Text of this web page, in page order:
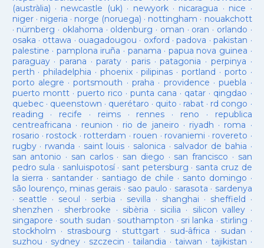
(austràlia) · newcastle (uk) · newyork· nicaragua · nice ·
niger· nigeria · norge (noruega) · nottingham · nouakchott
· nürnberg · oklahoma · oldenburg · oman · oran · orlando ·
osaka · ottawa · ouagadougou · oxford ·padova ·pakistan ·
palestine · pamplona iruña · panama · papua nova guinea ·
paraguay· parana ·paraty · paris·patagonia · perpinya ·
perth ·philadelphia · phoenix·pilipinas ·portland · porto ·
porto alegre ·portsmouth ·praha · providence ·puebla ·
puerto montt· puerto rico ·punta cana · qatar · qingdao ·
quebec· queenstown · querétaro · quito · rabat · rd congo ·
reading · recife · reims· rennes · reno · republica
centreafricana · reunion · rio de janeiro · riyadh · roma ·
rosario · rostock · rotterdam · rouen · rovaniemi · rovereto ·
rugby· rwanda · saint louis · salonica · salvador de bahia ·
san antonio · san carlos· san diego · san francisco · san
pedro sula · sanluispotosí· sant petersburg · santa cruz de
la sierra · santander · santiago de chile · santo domingo ·
são lourenço, minas gerais · sao paulo · sarasota · sardenya
· seattle · seoul · serbia · sevilla · shanghai · sheffield ·
shenzhen · sherbrooke · sibèria · sicilia · silicon valley ·
singapore · south sudan · southampton · sri lanka · stirling ·
stockholm · strasbourg · stuttgart· sud-âfrica · sudan ·
suzhou · sydney · szczecin ·tailandia ·taiwan · tajikistan ·